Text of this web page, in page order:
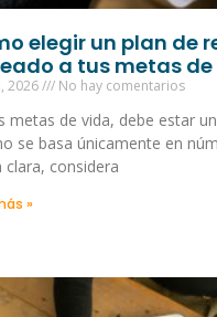
elegir un plan de
a tus metas
2026 No hay comentarios
metas de vida, debe estar
se basa únicamente en
clara, considera
»